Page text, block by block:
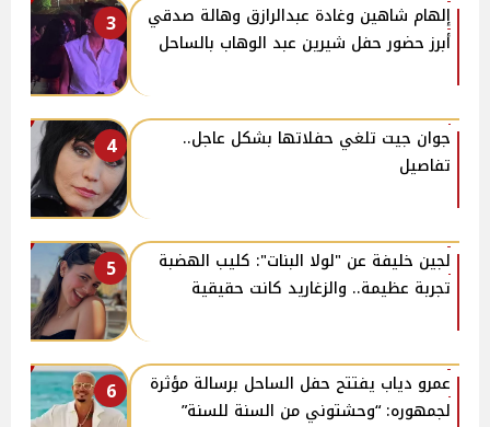
3
إلهام شاهين وغادة عبدالرازق وهالة صدقي
أبرز حضور حفل شيرين عبد الوهاب بالساحل
4
جوان جيت تلغي حفلاتها بشكل عاجل..
تفاصيل
5
لجين خليفة عن "لولا البنات": كليب الهضبة
تجربة عظيمة.. والزغاريد كانت حقيقية
6
عمرو دياب يفتتح حفل الساحل برسالة مؤثرة
لجمهوره: “وحشتوني من السنة للسنة”